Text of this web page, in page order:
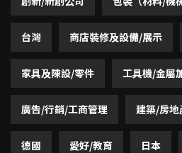
台灣 商店裝修及設備/展示
家具及陳設/零件 工具機/金屬
廣告/行銷/工商管理 建築/房地
德國 愛好/教育 日本